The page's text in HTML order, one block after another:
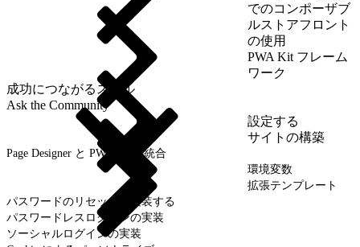
でのコンポーザブ
ルストアフロント
の使用
PWA Kit フレーム
ワーク
成功につながるスキル
Ask the Community
設定する
サイトの構築
Page Designer と PWA Kit の統合
環境変数
拡張テンプレート
パスワードのリセットを実装する
パスワードレスログインの実装
ソーシャルログインの実装